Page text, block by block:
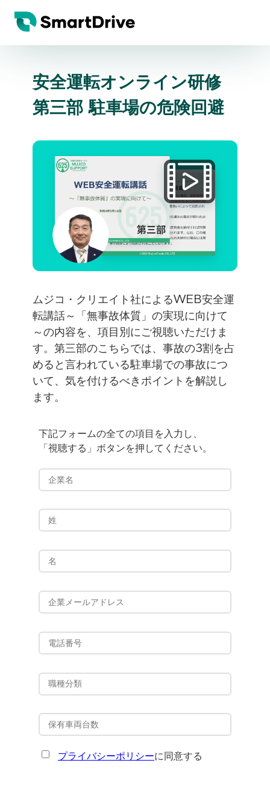
安全運転オンライン研修
第三部 駐車場の危険回避
ムジコ・クリエイト社によるWEB安全運
転講話～「無事故体質」の実現に向けて
～の内容を、項目別にご視聴いただけま
す。第三部のこちらでは、事故の3割を占
めると言われている駐車場での事故につ
いて、気を付けるべきポイントを解説し
ます。
下記フォームの全ての項目を入力し、
「視聴する」ボタンを押してください。
プライバシーポリシーに同意する